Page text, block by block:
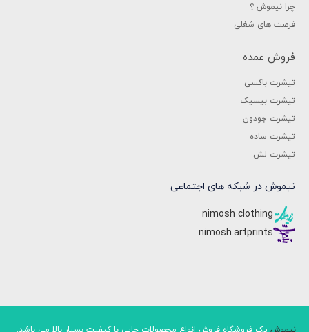
چرا نیموش ؟
فرصت های شغلی
فروش عمده
تیشرت باکسی
تیشرت بیسیک
تیشرت جودون
تیشرت ساده
تیشرت لش
نیموش در شبکه های اجتماعی
nimosh clothing
nimosh.artprints